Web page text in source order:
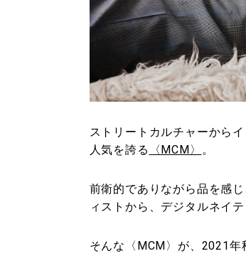
ストリートカルチャーから
人気を誇る
〈MCM〉 。
前衛的でありながら品を感
ィストから、デジタルネイ
そんな〈MCM〉が、2021年